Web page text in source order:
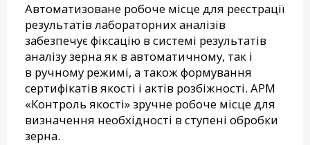
Автоматизоване робоче місце для реєстрації
результатів лабораторних аналізів
забезпечує фіксацію в системі результатів
аналізу зерна як в автоматичному, так і
в ручному режимі, а також формування
сертифікатів якості і актів розбіжності. АРМ
«Контроль якості» зручне робоче місце для
визначення необхідності в ступені обробки
зерна.